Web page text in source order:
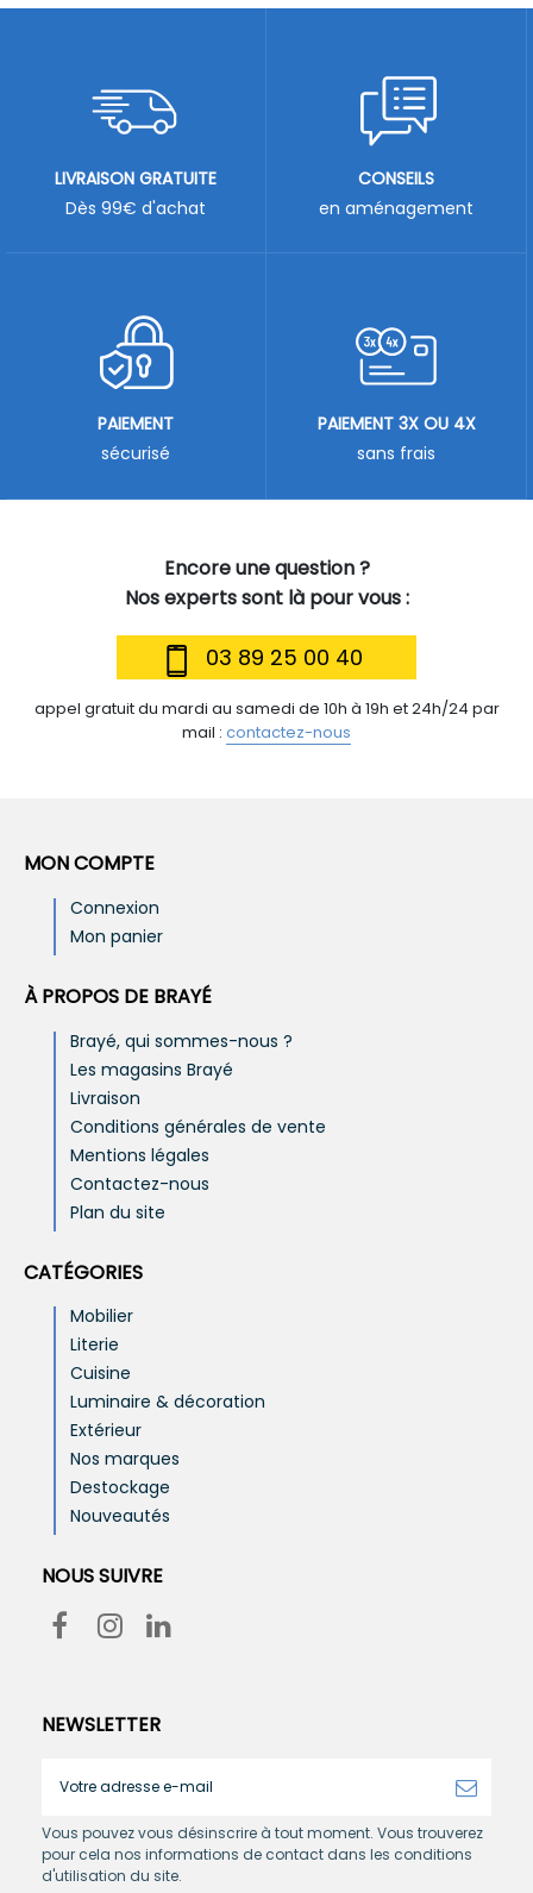
Encore une question ?
Nos experts sont là pour vous :
03 89 25 00 40
appel gratuit du mardi au samedi de 10h à 19h et 24h/24 par
mail : contactez-nous
LIVRAISON GRATUITE
Dès 99€ d'achat
CONSEILS
en aménagement
PAIEMENT
sécurisé
PAIEMENT 3X OU 4X
sans frais
MON COMPTE
Connexion
Mon panier
À PROPOS DE BRAYÉ
Brayé, qui sommes-nous ?
Les magasins Brayé
Livraison
Conditions générales de vente
Mentions légales
Contactez-nous
Plan du site
CATÉGORIES
Mobilier
Literie
Cuisine
Luminaire & décoration
Extérieur
Nos marques
Destockage
Nouveautés
NOUS SUIVRE
NEWSLETTER
Vous pouvez vous désinscrire à tout moment. Vous trouverez
pour cela nos informations de contact dans les conditions
d'utilisation du site.